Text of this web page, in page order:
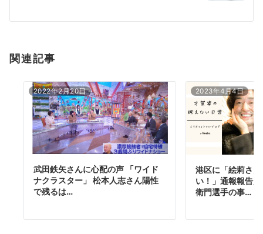
ン
関連記事
2022年2月20日
武田鉄矢さんに心配の声 「ワイド
ナクラスター」 松本人志さん陽性
で残るは…
2023年4月4日
港区に「絵莉さ
い！」通報報告
衛門選手の事…